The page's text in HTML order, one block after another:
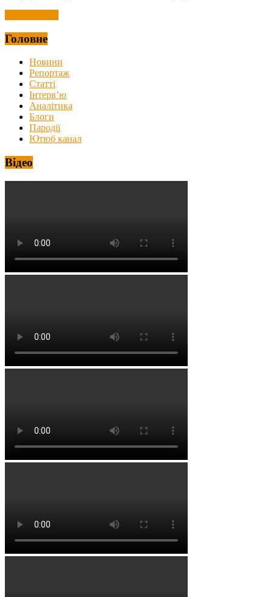
Головне
Новини
Репортаж
Статті
Інтерв’ю
Аналітика
Блоги
Пародії
Ютюб канал
Відео